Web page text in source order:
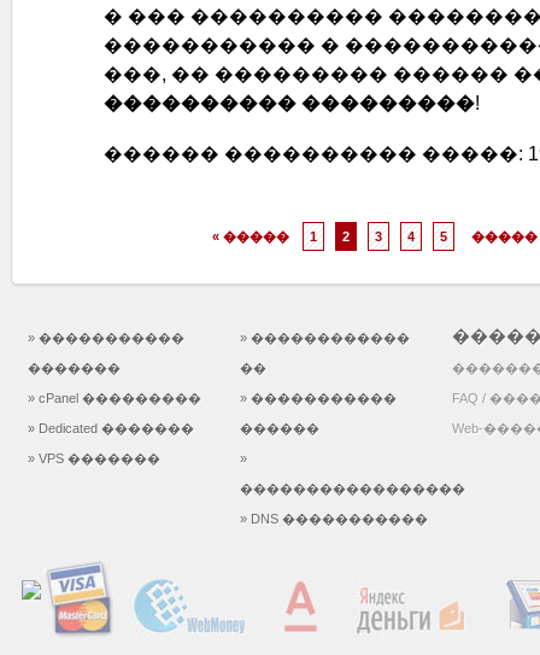
� ��� ����������
����������� �
���, �� ��������� ������
���������� ���������!
������ ���������� �����: 19/12/
« ����� 1 2 3 4 5 �����
» �����������
�������
» cPanel ���������
» Dedicated �������
» VPS �������
» ������������
��
» �����������
������
»
�����������������
» DNS �����������
FAQ /
Web-